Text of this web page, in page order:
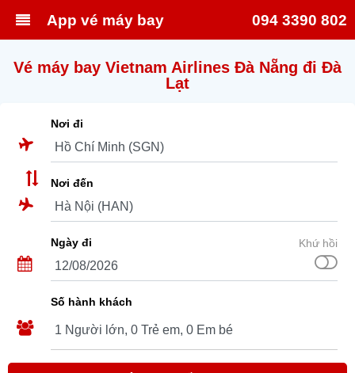
App vé máy bay 094 3390 802
Vé máy bay Vietnam Airlines Đà Nẵng đi Đà
Lạt
Nơi đi
Nơi đến
Ngày đi Khứ hồi
Số hành khách